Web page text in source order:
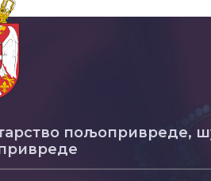
пољопривреде,